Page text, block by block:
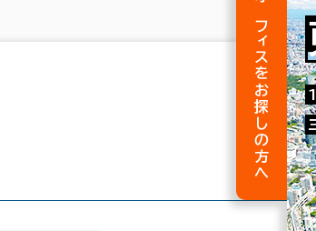
オフィスをお探しの方へ